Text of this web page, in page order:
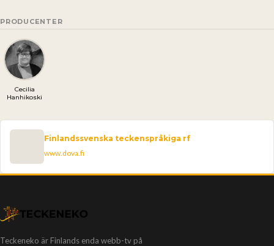
PRODUCENTER
Cecilia
Hanhikoski
Finlandssvenska teckenspråkiga rf
www.dova.fi
Teckeneko är Finlands enda webb-tv på